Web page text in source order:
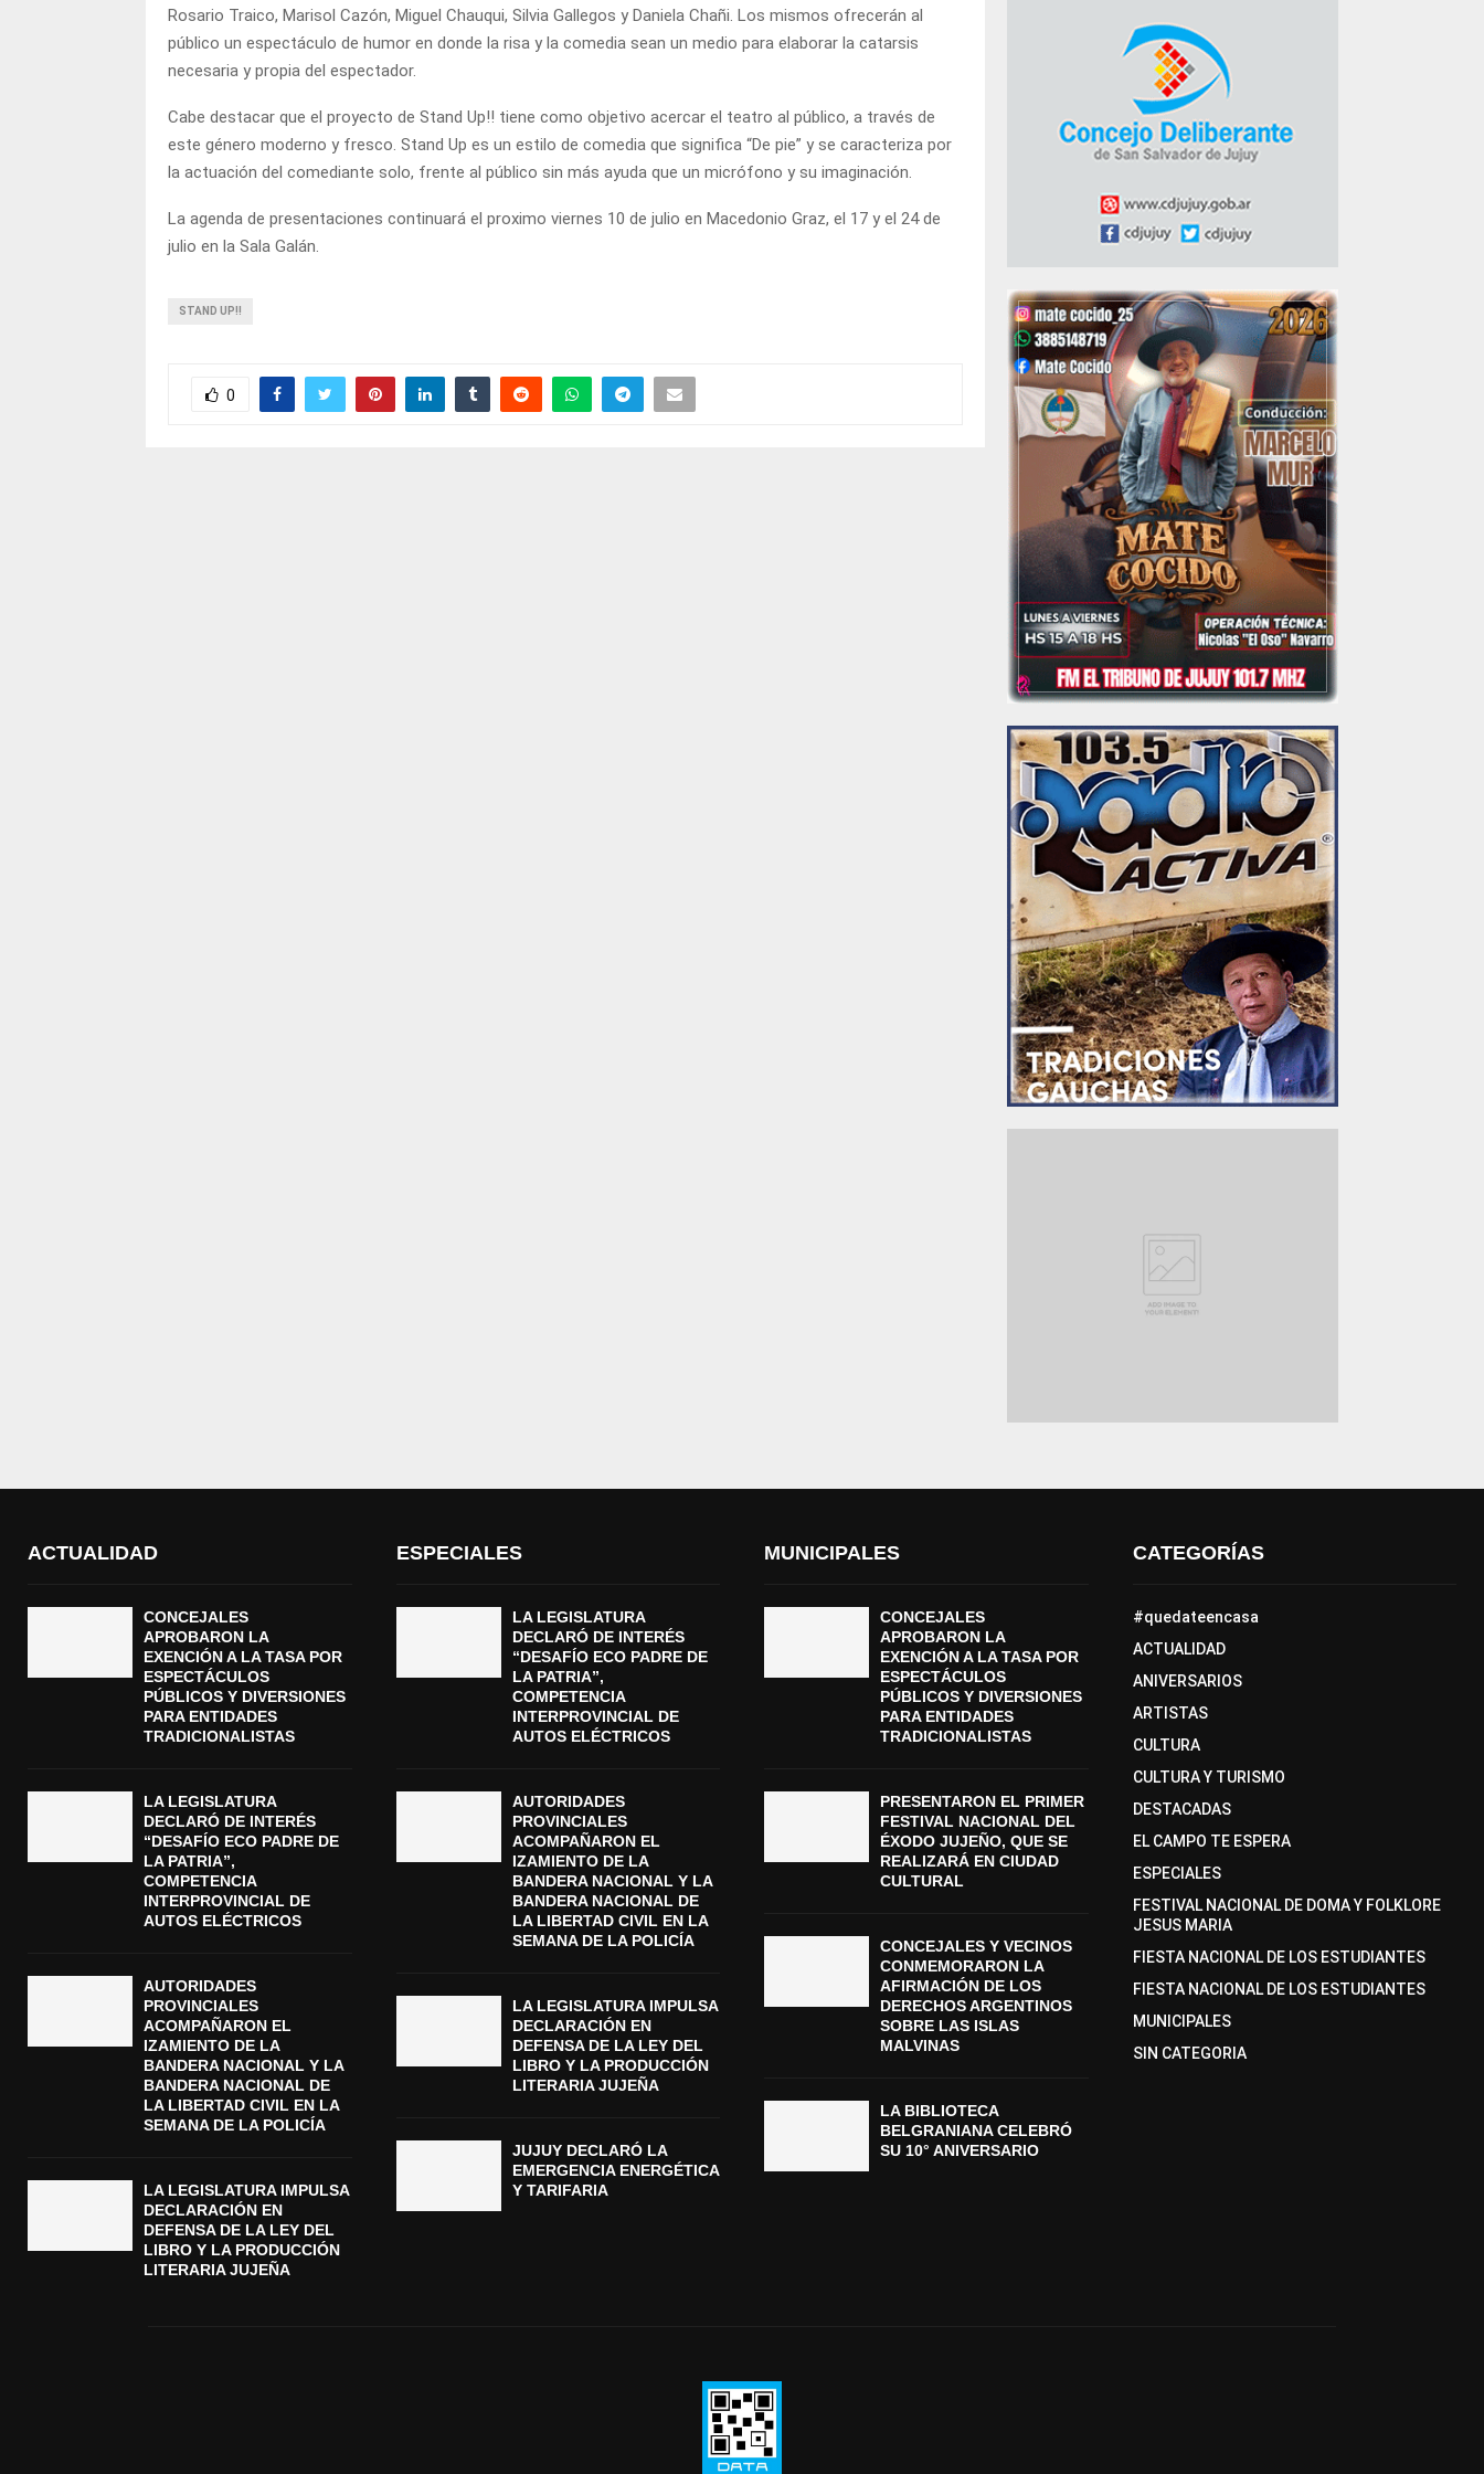
Rosario Traico, Marisol Cazón, Miguel Chauqui, Silvia Gallegos y Daniela Chañi. Los mismos ofrecerán al
público un espectáculo de humor en donde la risa y la comedia sean un medio para elaborar la catarsis
necesaria y propia del espectador.
Cabe destacar que el proyecto de Stand Up!! tiene como objetivo acercar el teatro al público, a través de
este género moderno y fresco. Stand Up es un estilo de comedia que significa “De pie” y se caracteriza por
la actuación del comediante solo, frente al público sin más ayuda que un micrófono y su imaginación.
La agenda de presentaciones continuará el proximo viernes 10 de julio en Macedonio Graz, el 17 y el 24 de
julio en la Sala Galán.
STAND UP!!
0
ACTUALIDAD
CONCEJALES
APROBARON LA
EXENCIÓN A LA TASA POR
ESPECTÁCULOS
PÚBLICOS Y DIVERSIONES
PARA ENTIDADES
TRADICIONALISTAS
LA LEGISLATURA
DECLARÓ DE INTERÉS
“DESAFÍO ECO PADRE DE
LA PATRIA”,
COMPETENCIA
INTERPROVINCIAL DE
AUTOS ELÉCTRICOS
AUTORIDADES
PROVINCIALES
ACOMPAÑARON EL
IZAMIENTO DE LA
BANDERA NACIONAL Y LA
BANDERA NACIONAL DE
LA LIBERTAD CIVIL EN LA
SEMANA DE LA POLICÍA
LA LEGISLATURA IMPULSA
DECLARACIÓN EN
DEFENSA DE LA LEY DEL
LIBRO Y LA PRODUCCIÓN
LITERARIA JUJEÑA
ESPECIALES
LA LEGISLATURA
DECLARÓ DE INTERÉS
“DESAFÍO ECO PADRE DE
LA PATRIA”,
COMPETENCIA
INTERPROVINCIAL DE
AUTOS ELÉCTRICOS
AUTORIDADES
PROVINCIALES
ACOMPAÑARON EL
IZAMIENTO DE LA
BANDERA NACIONAL Y LA
BANDERA NACIONAL DE
LA LIBERTAD CIVIL EN LA
SEMANA DE LA POLICÍA
LA LEGISLATURA IMPULSA
DECLARACIÓN EN
DEFENSA DE LA LEY DEL
LIBRO Y LA PRODUCCIÓN
LITERARIA JUJEÑA
JUJUY DECLARÓ LA
EMERGENCIA ENERGÉTICA
Y TARIFARIA
MUNICIPALES
CONCEJALES
APROBARON LA
EXENCIÓN A LA TASA POR
ESPECTÁCULOS
PÚBLICOS Y DIVERSIONES
PARA ENTIDADES
TRADICIONALISTAS
PRESENTARON EL PRIMER
FESTIVAL NACIONAL DEL
ÉXODO JUJEÑO, QUE SE
REALIZARÁ EN CIUDAD
CULTURAL
CONCEJALES Y VECINOS
CONMEMORARON LA
AFIRMACIÓN DE LOS
DERECHOS ARGENTINOS
SOBRE LAS ISLAS
MALVINAS
LA BIBLIOTECA
BELGRANIANA CELEBRÓ
SU 10° ANIVERSARIO
CATEGORÍAS
#quedateencasa
ACTUALIDAD
ANIVERSARIOS
ARTISTAS
CULTURA
CULTURA Y TURISMO
DESTACADAS
EL CAMPO TE ESPERA
ESPECIALES
FESTIVAL NACIONAL DE DOMA Y FOLKLORE
JESUS MARIA
FIESTA NACIONAL DE LOS ESTUDIANTES
FIESTA NACIONAL DE LOS ESTUDIANTES
MUNICIPALES
SIN CATEGORIA